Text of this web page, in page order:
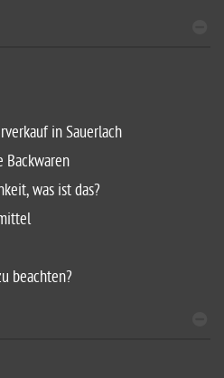
in Sauerlach
Backwaren
was ist das?
beachten?